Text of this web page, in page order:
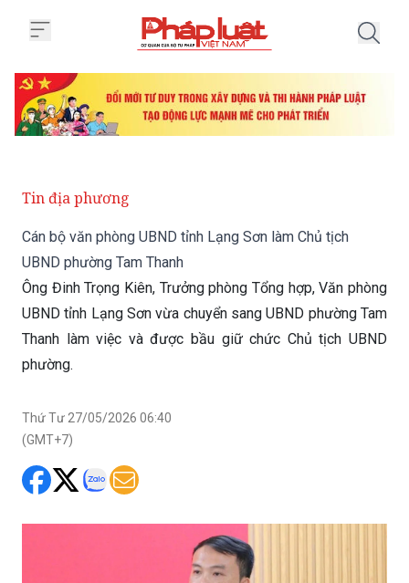
Tin địa phương
Cán bộ văn phòng UBND tỉnh Lạng Sơn làm Chủ tịch
UBND phường Tam Thanh
Ông Đinh Trọng Kiên, Trưởng phòng Tổng hợp, Văn phòng
UBND tỉnh Lạng Sơn vừa chuyển sang UBND phường Tam
Thanh làm việc và được bầu giữ chức Chủ tịch UBND
phường.
Thứ Tư 27/05/2026 06:40
(GMT+7)